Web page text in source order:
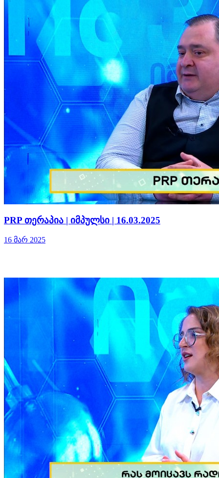
PRP თერაპია | იმპულსი | 16.03.2025
16 მარ 2025